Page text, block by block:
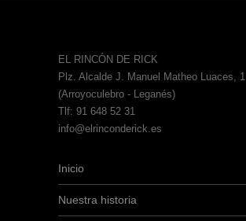
EL RINCÓN DE RICK
Plz. Alcalde J. Manuel Matheo Luaces, 1
(Arroyoculebro - Leganés)
Tlf: 91 648 52 31
info@elrinconderick.es
Inicio
Nuestra historia